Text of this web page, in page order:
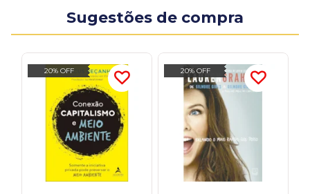
Sugestões de compra
20% OFF 20% OFF